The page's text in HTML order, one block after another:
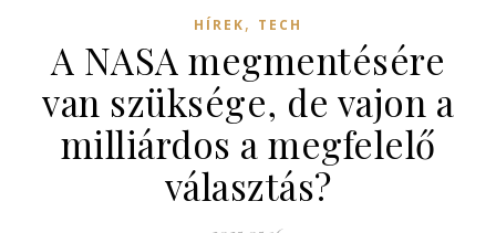
HÍREK, TECH
A NASA megmentésére
van szüksége, de vajon a
milliárdos a megfelelő
választás?